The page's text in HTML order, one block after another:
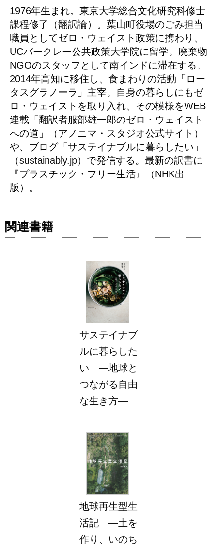
1976年生まれ。東京大学総合文化研究科修士
課程修了（翻訳論）。葉山町役場のごみ担当
職員としてゼロ・ウェイスト政策に携わり、
UCバークレー公共政策大学院に留学。廃棄物
NGOのスタッフとして南インドに滞在する。
2014年高知に移住し、食まわりの活動「ロー
タスグラノーラ」主宰。自身の暮らしにもゼ
ロ・ウェイストを取り入れ、その模様をWEB
連載「翻訳者服部雄一郎のゼロ・ウェイスト
への道」（アノニマ・スタジオ公式サイト）
や、ブログ「サステイナブルに暮らしたい」
（sustainably.jp）で発信する。最新の訳書に
『プラスチック・フリー生活』（NHK出
版）。
関連書籍
サステイナブ
ルに暮らした
い ―地球と
つながる自由
な生き方―
地球再生型生
活記 ―土を
作り、いのち